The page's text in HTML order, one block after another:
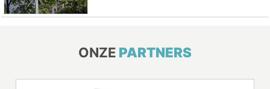
ONZE PARTNERS